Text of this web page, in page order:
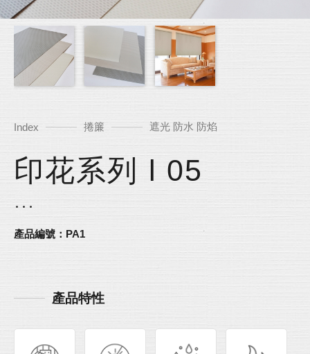
Index 捲簾 遮光 防水 防焰
印花系列 l 05
產品編號：PA1
產品特性